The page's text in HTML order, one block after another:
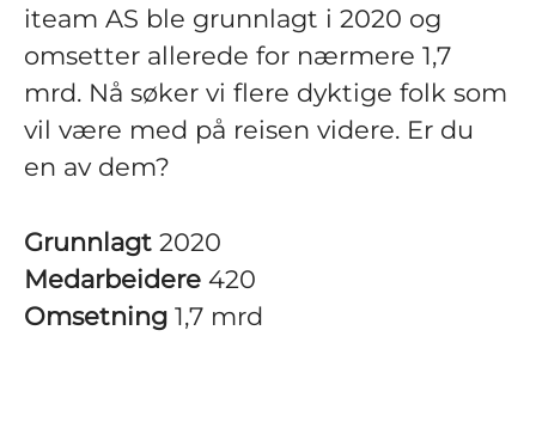
iteam AS ble grunnlagt i 2020 og
omsetter allerede for nærmere 1,7
mrd. Nå søker vi flere dyktige folk som
vil være med på reisen videre. Er du
en av dem?
Grunnlagt 2020
Medarbeidere 420
Omsetning 1,7 mrd